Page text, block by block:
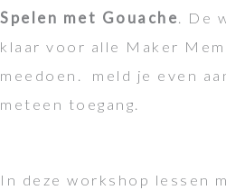
Spelen met Gouache
. De
klaar voor alle Maker
meedoen. meld je even
meteen toegang.
In deze workshop lessen